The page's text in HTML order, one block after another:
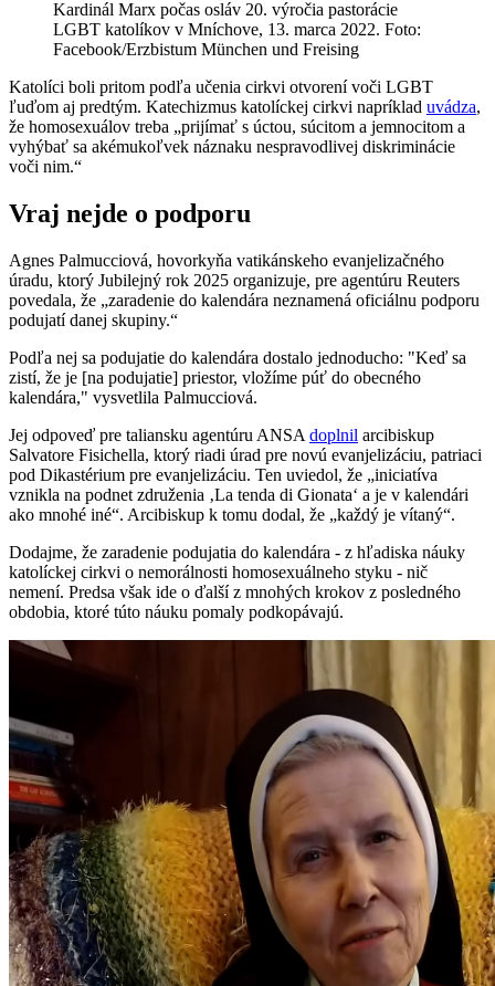
Kardinál Marx počas osláv 20. výročia pastorácie
LGBT katolíkov v Mníchove, 13. marca 2022. Foto:
Facebook/Erzbistum München und Freising
Katolíci boli pritom podľa učenia cirkvi otvorení voči LGBT
ľuďom aj predtým. Katechizmus katolíckej cirkvi napríklad uvádza,
že homosexuálov treba „prijímať s úctou, súcitom a jemnocitom a
vyhýbať sa akémukoľvek náznaku nespravodlivej diskriminácie
voči nim.“
Vraj nejde o podporu
Agnes Palmucciová, hovorkyňa vatikánskeho evanjelizačného
úradu, ktorý Jubilejný rok 2025 organizuje, pre agentúru Reuters
povedala, že „zaradenie do kalendára neznamená oficiálnu podporu
podujatí danej skupiny.“
Podľa nej sa podujatie do kalendára dostalo jednoducho: "Keď sa
zistí, že je [na podujatie] priestor, vložíme púť do obecného
kalendára," vysvetlila Palmucciová.
Jej odpoveď pre taliansku agentúru ANSA doplnil arcibiskup
Salvatore Fisichella, ktorý riadi úrad pre novú evanjelizáciu, patriaci
pod Dikastérium pre evanjelizáciu. Ten uviedol, že „iniciatíva
vznikla na podnet združenia ‚La tenda di Gionata‘ a je v kalendári
ako mnohé iné“. Arcibiskup k tomu dodal, že „každý je vítaný“.
Dodajme, že zaradenie podujatia do kalendára - z hľadiska náuky
katolíckej cirkvi o nemorálnosti homosexuálneho styku - nič
nemení. Predsa však ide o ďalší z mnohých krokov z posledného
obdobia, ktoré túto náuku pomaly podkopávajú.